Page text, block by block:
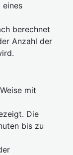
eines
berechnet
Anzahl der
mit
Die
bis zu